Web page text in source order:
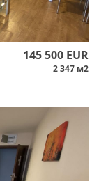
145 500 EUR
2 347 м2